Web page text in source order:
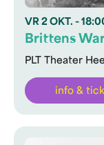
VR 2 OKT. -
PLT Theater
Brittens
info &